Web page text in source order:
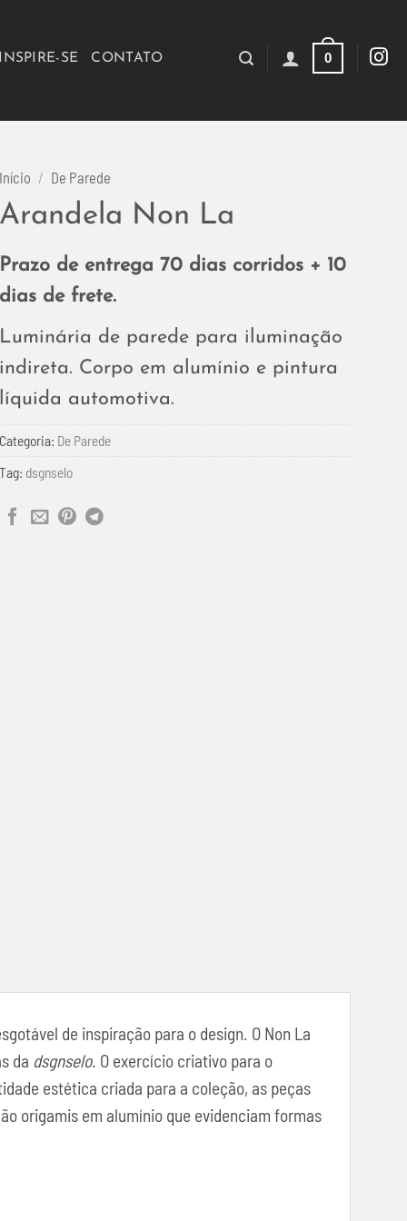
SE CONTATO 0
Início / De Parede
Arandela Non La
Prazo de entrega 70 dias corridos + 10
dias de frete.
Luminária de parede para iluminação
indireta. Corpo em alumínio e pintura
líquida automotiva.
Categoria: De Parede
Tag: dsgnselo
de inspiração para o design. O Non La
da dsgnselo. O exercício criativo para o
estética criada para a coleção, as peças
origamis em alumínio que evidenciam formas